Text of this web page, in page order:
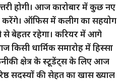
होगी। आज कारोबार में कुछ नए
ऑफिस में कलीग का सहयोग
से बेहतर रहेगा। करियर में आगे
धार्मिक समारोह में हिस्सा
क्षेत्र के स्टूडेंट्स के लिए आज
सदस्यों की सेहत का खास ख्याल